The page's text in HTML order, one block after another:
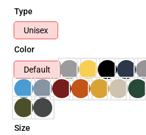
Type
Unisex
Color
Default
Size